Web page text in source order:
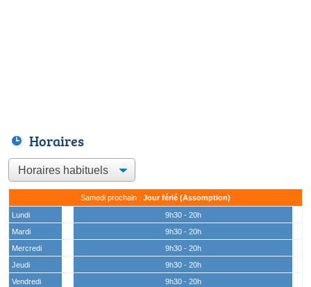
Horaires
Samedi prochain : Jour férié (Assomption)
Lundi
9h30 - 20h
Mardi
9h30 - 20h
Mercredi
9h30 - 20h
Jeudi
9h30 - 20h
Vendredi
9h30 - 20h